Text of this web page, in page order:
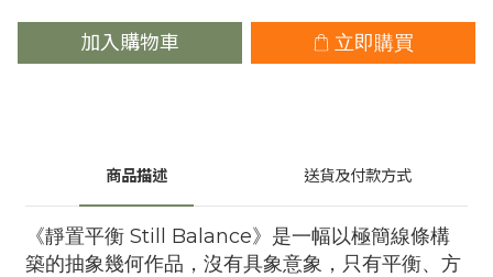
加入購物車 立即購買
商品描述 送貨及付款方式
《靜置平衡 Still Balance》是一幅以極簡線條構
築的抽象幾何作品，沒有具象意象，只有平衡、方